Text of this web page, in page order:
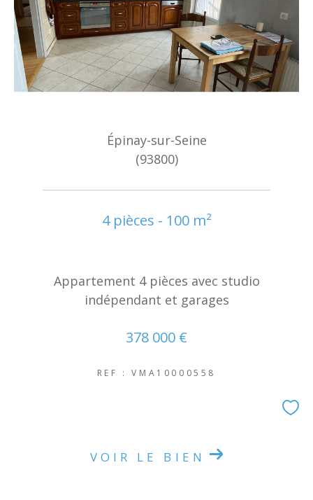
Épinay-sur-Seine
(93800)
4 pièces - 100 m²
Appartement 4 pièces avec studio
indépendant et garages
378 000 €
REF : VMA10000558
VOIR LE BIEN
Référence
AFFINER LES CRITÈRES
FILTRER PAR
NOUVEAUTÉS